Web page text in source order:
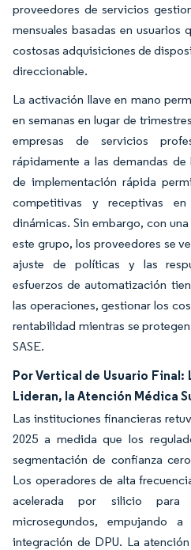
proveedores de servicios
mensuales basadas en usuarios
costosas adquisiciones de
direccionable.
La activación llave en mano
en semanas en lugar de
empresas de servicios
rápidamente a las demandas
de implementación rápida
competitivas y receptivas
dinámicas. Sin embargo, con
este grupo, los proveedores se
ajuste de políticas y las
esfuerzos de automatización
las operaciones, gestionar los
rentabilidad mientras se
SASE.
Por Vertical de Usuario
Lideran, la Atención Médica
Las instituciones financieras
2025 a medida que los
segmentación de confianza
Los operadores de alta
acelerada por silicio
microsegundos, empujando
integración de DPU. La